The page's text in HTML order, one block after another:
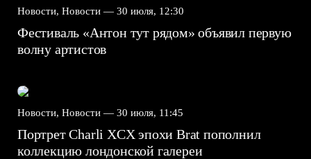
Новости, Новости — 30 июля, 12:30
Фестиваль «Антон тут рядом» объявил первую
волну артистов
Новости, Новости — 30 июля, 11:45
Портрет Charli XCX эпохи Brat пополнил
коллекцию лондонской галереи